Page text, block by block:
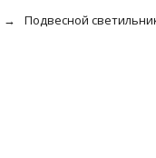
Подвесной